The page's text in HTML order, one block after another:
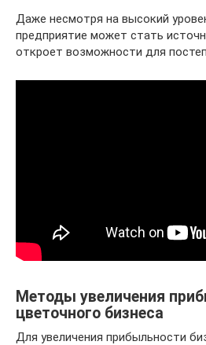
Даже несмотря на высокий
предприятие может стать
откроет возможности для
Методы увеличения
цветочного бизнеса
Для увеличения прибыльности